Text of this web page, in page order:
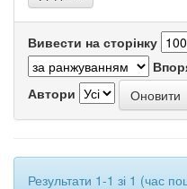
Вивести на сторінку
Автори
Результати 1-1 зі 1 (час